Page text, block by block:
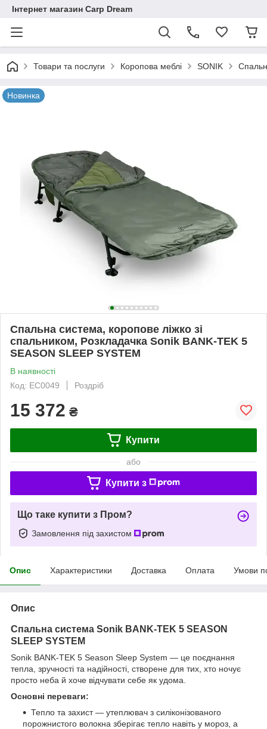
Інтернет магазин Carp Dream
Товари та послуги Коропова меблі SONIK
Новинка
Спальна система, коропове ліжко зі
спальником, Розкладачка Sonik BANK-TEK 5
SEASON SLEEP SYSTEM
В наявності
Код: EC0049
Роздріб
15 372 ₴
Купити
або
Купити з
Що таке купити з Пром?
Замовлення під захистом
Опис Характеристики Доставка Оплата Умови
Опис
Спальна система Sonik BANK-TEK 5 SEASON
SLEEP SYSTEM
Sonik BANK-TEK 5 Season Sleep System — це поєднання
тепла, зручності та надійності, створене для тих, хто ночує
просто неба й хоче відчувати себе як удома.
Основні переваги:
Тепло та захист — утеплювач з силіконізованого
порожнистого волокна зберігає тепло навіть у мороз, а